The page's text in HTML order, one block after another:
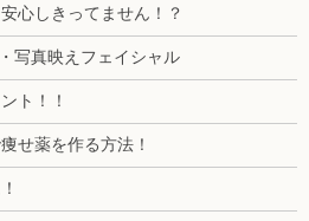
心しきってません！？
写真映えフェイシャル
ト！！
せ薬を作る方法！